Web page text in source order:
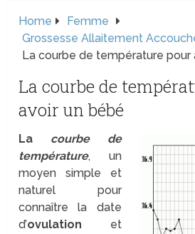
Home
Femme
Grossesse Allaitement
La courbe de température pour
La courbe de
avoir un bébé
La courbe de
température, un
moyen simple et
naturel pour
connaître la date
d’ovulation et